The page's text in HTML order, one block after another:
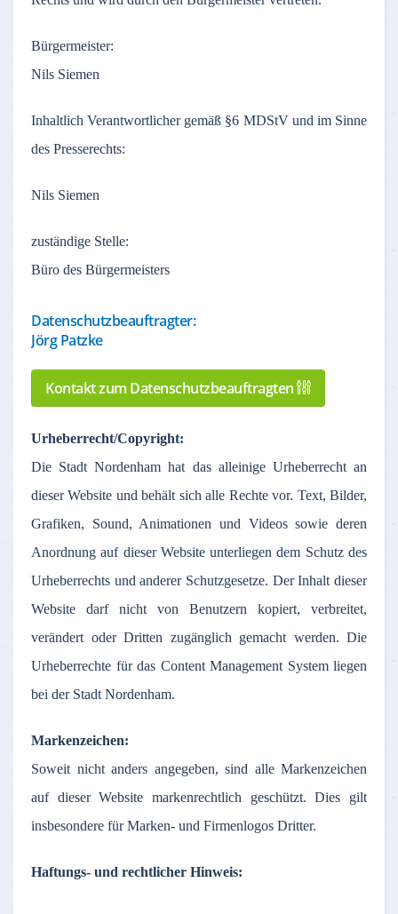
Bürgermeister:
Nils Siemen
Inhaltlich Verantwortlicher gemäß §6 MDStVund im Sinne
des Presserechts:
Nils Siemen
zuständige Stelle:
Büro des Bürgermeisters
Datenschutzbeauftragter:
Jörg Patzke
Kontakt zum Datenschutzbeauftragten
Urheberrecht/Copyright:
Die StadtNordenham hat das alleinige Urheberrechtan
dieserWebsite undbehält sich alle Rechte vor. Text,Bilder,
Grafiken, Sound, Animationen und Videossowie deren
Anordnung auf dieserWebsiteunterliegen dem Schutzdes
Urheberrechts undanderer Schutzgesetze. Der Inhalt dieser
Website darf nicht von Benutzern kopiert, verbreitet,
verändert oder Dritten zugänglich gemacht werden. Die
Urheberrechte für das Content Management System liegen
bei der Stadt Nordenham.
Markenzeichen:
Soweit nicht anders angegeben, sind alle Markenzeichen
auf dieserWebsitemarkenrechtlich geschützt. Dies gilt
insbesondere für Marken- und Firmenlogos Dritter.
Haftungs- und rechtlicher Hinweis: